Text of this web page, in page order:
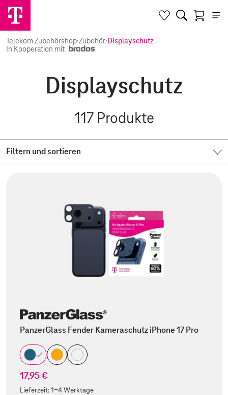
Telekom Zubehörshop·Zubehör·Displayschutz
In Kooperation mit
Displayschutz
117 Produkte
Filtern und sortieren
PanzerGlass Fender Kameraschutz iPhone 17 Pro
17,95 €
Lieferzeit:1-4 Werktage